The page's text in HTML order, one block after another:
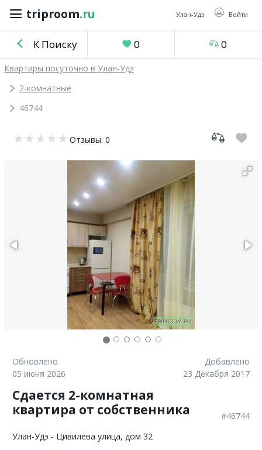
triproom.ru Улан-Удэ Войти
triproom .ru
Российский
Войти / Зарегистрироваться
К Поиску 0 0
Квартиры посуточно в Улан-Удэ
2-комнатные
46744
Отзывы: 0
Обновлено
05 июня 2026
Добавлено
23 Декабря 2017
Сдается 2-комнатная
квартира от собственника
#46744
Улан-Удэ - Цивилева улица, дом 32